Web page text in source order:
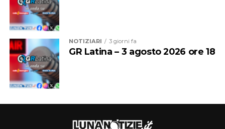
NOTIZIARI 3 giorni fa
GR Latina – 3 agosto 2026 ore 18